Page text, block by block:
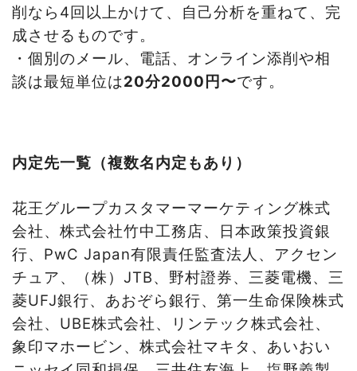
削なら 4回以上かけて、自己分析を重ねて、完
成させるものです。
・個別のメール、電話、オンライン添削や相
談は最短単位は20分2000 円〜です。
内定先一覧（複数名内定もあり）
花王グループカスタマーマーケティング株式
会社、株式会社竹中工務店、日本政策投資銀
行、PwC Japan有限責任監査法人、アクセン
チュア、（株） JTB、野村證券、三菱電機、三
菱UFJ銀行、あおぞら銀行、第一生命保険株式
会社、UBE株式会社、リンテック株式会社、
象印マホービン、株式会社マキタ、あいおい